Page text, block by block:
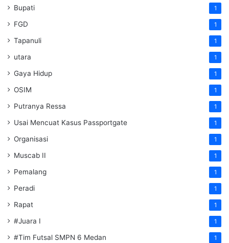
Bupati 1
FGD 1
Tapanuli 1
utara 1
Gaya Hidup 1
OSIM 1
Putranya Ressa 1
Usai Mencuat Kasus Passportgate 1
Organisasi 1
Muscab II 1
Pemalang 1
Peradi 1
Rapat 1
#Juara I 1
#Tim Futsal SMPN 6 Medan 1